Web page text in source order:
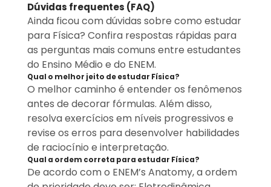
Dúvidas frequentes (FAQ)
Ainda ficou com dúvidas sobre como estudar
para Física? Confira respostas rápidas para
as perguntas mais comuns entre estudantes
do Ensino Médio e do ENEM.
Qual o melhor jeito de estudar Física?
O melhor caminho é entender os fenômenos
antes de decorar fórmulas. Além disso,
resolva exercícios em níveis progressivos e
revise os erros para desenvolver habilidades
de raciocínio e interpretação.
Qual a ordem correta para estudar Física?
De acordo com o ENEM’s Anatomy, a ordem